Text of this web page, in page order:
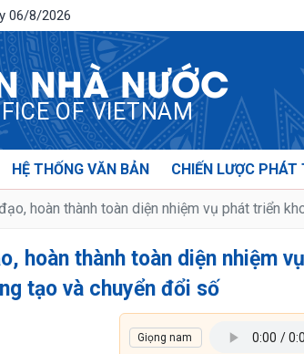
06/8/2026
NHÀ NƯỚC
OF VIETNAM
HỆ THỐNG VĂN BẢN CHIẾN LƯỢC PHÁT
hoàn thành toàn diện nhiệm vụ phát triển
hoàn thành toàn diện nhiệm
tạo và chuyển đổi số